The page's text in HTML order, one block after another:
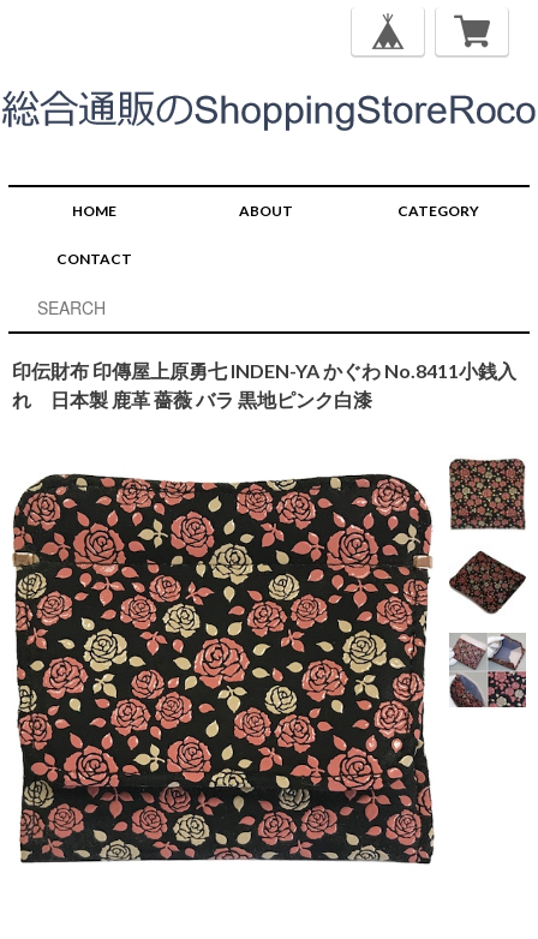
HOME ABOUT CATEGORY
CONTACT
印伝財布 印傳屋上原勇七 INDEN-YA かぐわ No.8411小銭入
れ 日本製 鹿革 薔薇 バラ 黒地ピンク白漆